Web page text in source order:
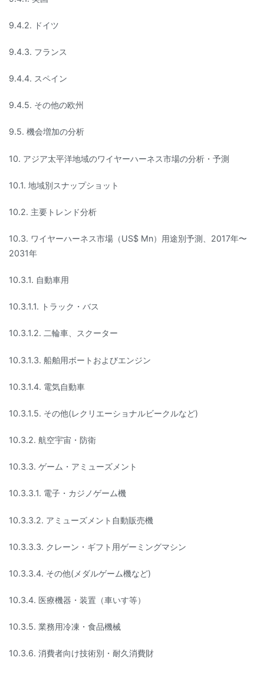
9.4.2. ドイツ
9.4.3. フランス
9.4.4. スペイン
9.4.5. その他の欧州
9.5. 機会増加の分析
10. アジア太平洋地域のワイヤーハーネス市場の分析・予測
10.1. 地域別スナップショット
10.2. 主要トレンド分析
10.3. ワイヤーハーネス市場（US$ Mn）用途別予測、2017年〜
2031年
10.3.1. 自動車用
10.3.1.1. トラック・バス
10.3.1.2. 二輪車、スクーター
10.3.1.3. 船舶用ボートおよびエンジン
10.3.1.4. 電気自動車
10.3.1.5. その他(レクリエーショナルビークルなど)
10.3.2. 航空宇宙・防衛
10.3.3. ゲーム・アミューズメント
10.3.3.1. 電子・カジノゲーム機
10.3.3.2. アミューズメント自動販売機
10.3.3.3. クレーン・ギフト用ゲーミングマシン
10.3.3.4. その他(メダルゲーム機など)
10.3.4. 医療機器・装置（車いす等）
10.3.5. 業務用冷凍・食品機械
10.3.6. 消費者向け技術別・耐久消費財